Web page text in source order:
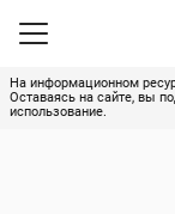
На информационном
Оставаясь на сайте, вы
использование.